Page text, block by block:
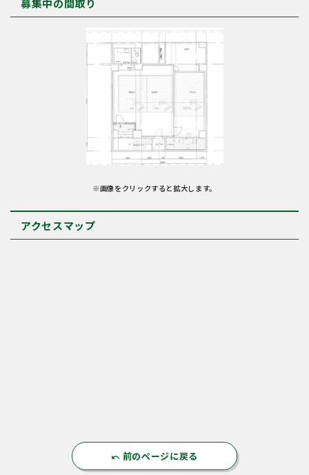
※画像をクリックすると拡大します。
アクセスマップ
undo 前のページに戻る